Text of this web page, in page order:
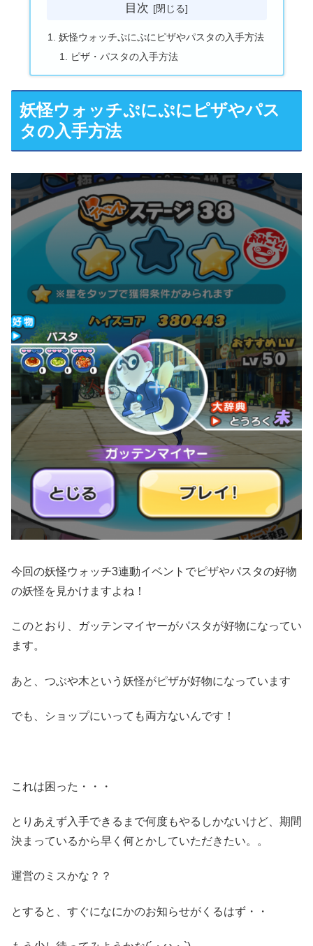
目次
妖怪ウォッチぷにぷにピザやパスタの入手方法
ピザ・パスタの入手方法
妖怪ウォッチぷにぷにピザやパス
タの入手方法
今回の妖怪ウォッチ3連動イベントでピザやパスタの好物
の妖怪を見かけますよね！
このとおり、ガッテンマイヤーがパスタが好物になってい
ます。
あと、つぶや木という妖怪がピザが好物になっています
でも、ショップにいっても両方ないんです！
これは困った・・・
とりあえず入手できるまで何度もやるしかないけど、期間
決まっているから早く何とかしていただきたい。。
運営のミスかな？？
とすると、すぐになにかのお知らせがくるはず・・